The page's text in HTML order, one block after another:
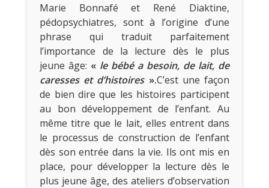
Marie Bonnafé et René Diaktine,
pédopsychiatres, sont à l’origine d’une
phrase qui traduit parfaitement
l’importance de la lecture dès le plus
jeune âge: « le bébé a besoin, de lait, de
caresses et d’histoires».C’est une façon
de bien dire que les histoires participent
au bon développement de l’enfant. Au
même titre que le lait, elles entrent dans
le processus de construction de l’enfant
dès son entrée dans la vie. Ils ont mis en
place, pour développer la lecture dès le
plus jeune âge, des ateliers d’observation